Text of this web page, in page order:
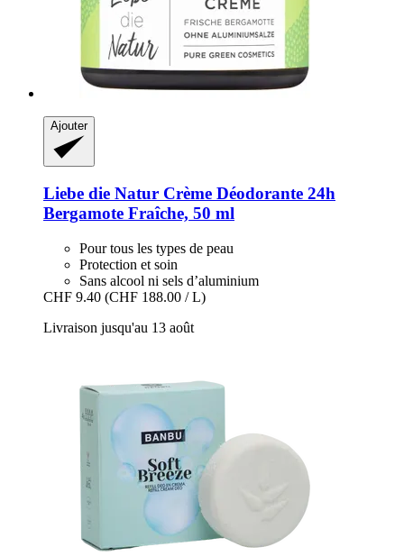
Ajouter
Liebe die Natur Crème Déodorante 24h
Bergamote Fraîche, 50 ml
Pour tous les types de peau
Protection et soin
Sans alcool ni sels d’aluminium
CHF 9.40 (CHF 188.00 / L)
Livraison jusqu'au 13 août